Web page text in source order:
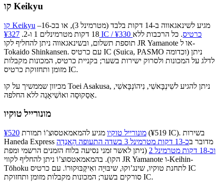
קו Keikyu
קו Keikyu
18 דקות מטרמינלים 1 ו-2.
¥327 IC / ¥330 כרטיס. כל הרכבות ללא
תוספת תשלום, ובשינאגאווה ניתן להחליף לקו JR Yamanote או ל-
Tokaido Shinkansen. עם כרטיס IC (Suica, PASMO וכדומה) ניתן
לדלג על המכונות ולסרוק ישירות בשער; בקניית כרטיס, המכונות מקבלות
מזומן ותחזוקת כרטיס IC.
מכיוון שממשיך על קו Toei Asakusa, ניתן להגיע לשִׁינְבָּאשִׁי, נִיהוֹנְבָּאשִׁי,
אַסַקוּסָה ואוֹשִׁיאָגֶה ללא החלפה.
מונורייל טוקיו
מונורייל טוקיו מגיע להמאמאטסוּצ’וֹ תמורת ¥520
(¥519 IC). בשירות
Haneda Express מדובר ב
כ-13 דקות מטרמינל 3 בשדה התעופה הָאנֶדָה
וכ-18 דקות מטרמינל 2
(ניתן לאשר זמני נסיעה בלוח הזמנים הרשמי ומפת
הקו). בהמאמאטסוּצ’וֹ ניתן להחליף לקווי JR Yamanote ו-Keihin-
Tōhoku לתחנת טוקיו, שינג’וקוּ, שיבּוּיָה ואִיקֶּבּוּקוּרוֹ. עם כרטיס IC
סורקים בשער; המכונות מקבלות מזומן ותחזוקת IC.